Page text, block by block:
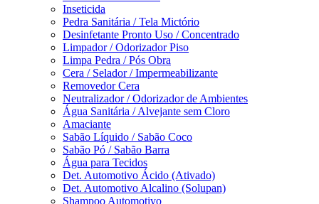
Inseticida
Pedra Sanitária / Tela Mictório
Desinfetante Pronto Uso / Concentrado
Limpador / Odorizador Piso
Limpa Pedra / Pós Obra
Cera / Selador / Impermeabilizante
Removedor Cera
Neutralizador / Odorizador de Ambientes
Água Sanitária / Alvejante sem Cloro
Amaciante
Sabão Líquido / Sabão Coco
Sabão Pó / Sabão Barra
Água para Tecidos
Det. Automotivo Ácido (Ativado)
Det. Automotivo Alcalino (Solupan)
Shampoo Automotivo